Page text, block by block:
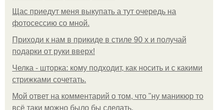
Щас приедут меня выкупать а тут очередь на
фотосессию со мной.
Приходи к нам в прикиде в стиле 90 х и получай
подарки от руки вверх!
Челка - шторка: кому подходит, как носить и с какими
стрижками сочетать.
Мой ответ на комментарий о том, что "ну маникюр то
всё таки можно было бы сделать.